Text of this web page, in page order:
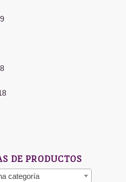
DE PRODUCTOS
categoría